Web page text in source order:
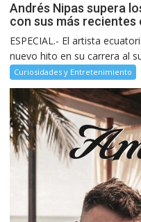
Andrés Nipas supera
con sus más recientes
ESPECIAL.- El artista
nuevo hito en su carrera al
Curiosidades y Entretenimiento